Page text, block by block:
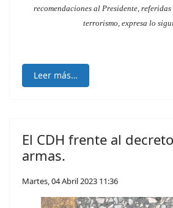
recomendaciones al Presidente,
terrorismo, expresa lo
Leer más…
El CDH frente al
armas.
Martes, 04 Abril 2023 11:36